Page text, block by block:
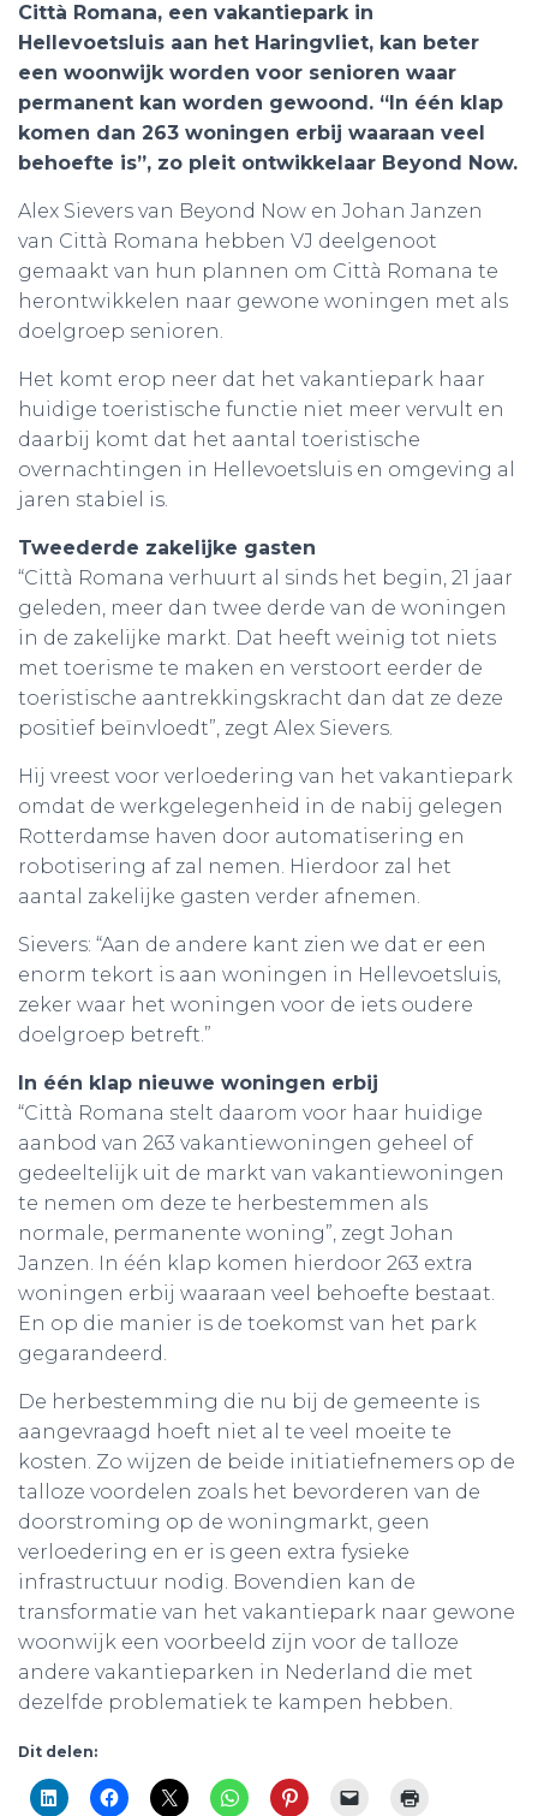
Città Romana, een vakantiepark in
Hellevoetsluis aan het Haringvliet, kan beter
een woonwijk worden voor senioren waar
permanent kan worden gewoond. “In één klap
komen dan 263 woningen erbij waaraan veel
behoefte is”, zo pleit ontwikkelaar Beyond Now.
Alex Sievers van Beyond Now en Johan Janzen
van Città Romana hebben VJ deelgenoot
gemaakt van hun plannen om Città Romana te
herontwikkelen naar gewone woningen met als
doelgroep senioren.
Het komt erop neer dat het vakantiepark haar
huidige toeristische functie niet meer vervult en
daarbij komt dat het aantal toeristische
overnachtingen in Hellevoetsluis en omgeving al
jaren stabiel is.
Tweederde zakelijke gasten
“Città Romana verhuurt al sinds het begin, 21 jaar
geleden, meer dan twee derde van de woningen
in de zakelijke markt. Dat heeft weinig tot niets
met toerisme te maken en verstoort eerder de
toeristische aantrekkingskracht dan dat ze deze
positief beïnvloedt”, zegt Alex Sievers.
Hij vreest voor verloedering van het vakantiepark
omdat de werkgelegenheid in de nabij gelegen
Rotterdamse haven door automatisering en
robotisering af zal nemen. Hierdoor zal het
aantal zakelijke gasten verder afnemen.
Sievers: “Aan de andere kant zien we dat er een
enorm tekort is aan woningen in Hellevoetsluis,
zeker waar het woningen voor de iets oudere
doelgroep betreft.”
In één klap nieuwe woningen erbij
“Città Romana stelt daarom voor haar huidige
aanbod van 263 vakantiewoningen geheel of
gedeeltelijk uit de markt van vakantiewoningen
te nemen om deze te herbestemmen als
normale, permanente woning”, zegt Johan
Janzen. In één klap komen hierdoor 263 extra
woningen erbij waaraan veel behoefte bestaat.
En op die manier is de toekomst van het park
gegarandeerd.
De herbestemming die nu bij de gemeente is
aangevraagd hoeft niet al te veel moeite te
kosten. Zo wijzen de beide initiatiefnemers op de
talloze voordelen zoals het bevorderen van de
doorstroming op de woningmarkt, geen
verloedering en er is geen extra fysieke
infrastructuur nodig. Bovendien kan de
transformatie van het vakantiepark naar gewone
woonwijk een voorbeeld zijn voor de talloze
andere vakantieparken in Nederland die met
dezelfde problematiek te kampen hebben.
Dit delen: